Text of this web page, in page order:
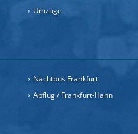
Umzüge
Nachtbus Frankfurt
Abflug / Frankfurt-Hahn